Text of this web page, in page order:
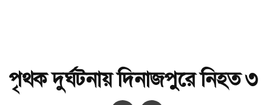
পৃথক দুর্ঘটনায় দিনাজপুরে নিহত ৩